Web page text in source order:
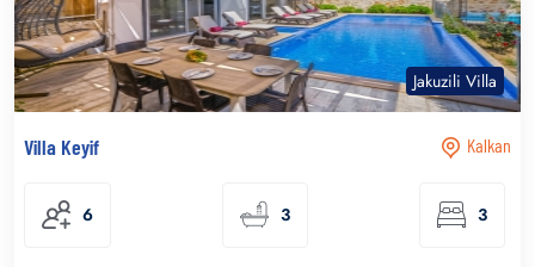
Jakuzili Villa
Kalkan
Villa Keyif
6 3 3